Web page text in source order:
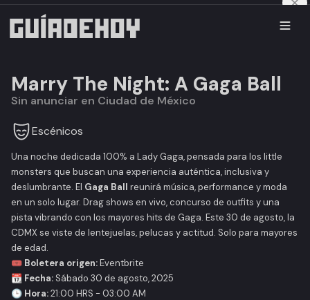
Marry The Night: A Gaga Ball
Sin anunciar en Ciudad de México
Escénicos
Una noche dedicada 100% a Lady Gaga, pensada para los little
monsters que buscan una experiencia auténtica, inclusiva y
deslumbrante. El Gaga Ball reunirá música, performance y moda
en un solo lugar. Drag shows en vivo, concurso de outfits y una
pista vibrando con los mayores hits de Gaga. Este 30 de agosto, la
CDMX se viste de lentejuelas, pelucas y actitud. Solo para mayores
de edad.
🎟️ Boletera origen:Eventbrite
📆 Fecha: Sábado 30 de agosto, 2025
🕒 Hora:21:00 HRS - 03:00 AM